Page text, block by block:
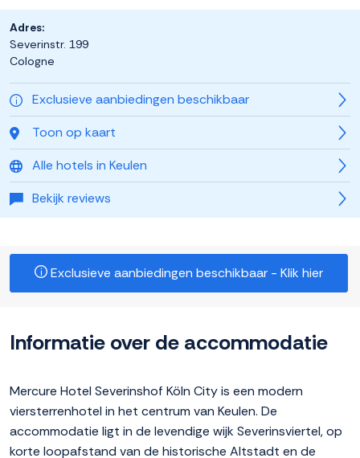
Exclusieve aanbiedingen beschikbaar
Toon op kaart
Alle hotels in Keulen
Bekijk reviews
Adres:
Severinstr. 199
Cologne
Exclusieve aanbiedingen beschikbaar - Klik hier
Informatie over de accommodatie
Mercure Hotel Severinshof Köln City is een modern
viersterrenhotel in het centrum van Keulen. De
accommodatie ligt in de levendige wijk Severinsviertel, op
korte loopafstand van de historische Altstadt en de